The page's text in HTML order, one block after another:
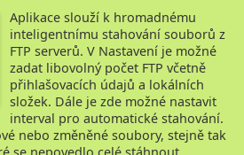
Aplikace slouží k hromadnému
inteligentnímu stahování souborů z
FTP serverů. V Nastavení je možné
zadat libovolný počet FTP včetně
přihlašovacích údajů a lokálních
složek. Dále je zde možné nastavit
interval pro automatické stahování.
nebo změněné soubory, stejně tak